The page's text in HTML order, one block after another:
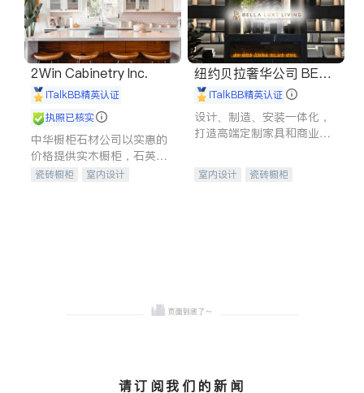
2Win Cabinetry Inc.
iTalkBB精英认证
执照已核实
中华橱柜石材公司以实惠的
价格提供实木橱柜，石英石
台面，多种优质不锈钢水
瓷砖橱柜
室内设计
纽约贝拉奢华公司 BELL
A LUXE
iTalkBB精英认证
设计、制造、安装一体化，
打造高端定制家具和商业空
室内设计
瓷砖橱柜
请订阅我们的新闻